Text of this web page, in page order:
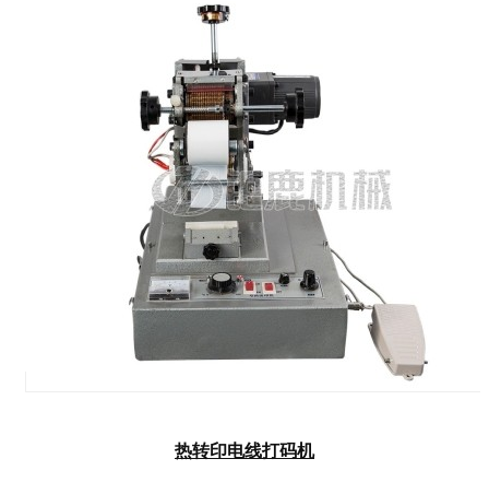
热转印电线打码机